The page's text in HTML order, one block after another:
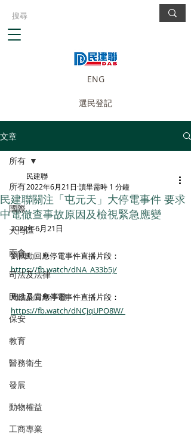
ENG
選民登記
文章
所有
國際
大灣區
兩會
司法及法律
民政及青年事務
保安
教育
醫務衛生
發展
動物權益
工商專業
所有
民建聯關注「屯元天」大停電事件 要求
中電徹查事故原因及檢視緊急應變
民建聯
2022年6月21日 讀畢需時 1 分鐘
2022年6月21日
劉國勳回應停電事件直播片段：
https://fb.watch/dNA_A33b5j/
周浩鼎回應停電事件直播片段：
https://fb.watch/dNCjqUPO8W/